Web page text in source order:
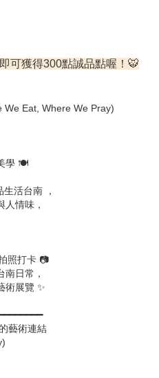
可獲得300點誠品點喔！🐯
We Eat, Where We Pray)
學 🍽️
活台南 ，
情味，
照打卡 📷
日常，
術展覽 ✨
藝術連結